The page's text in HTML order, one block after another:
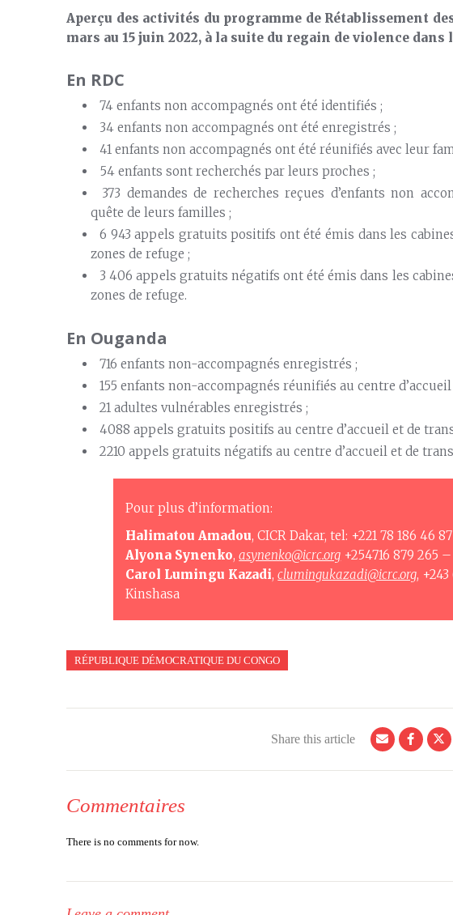
Aperçu des activités du programme de Rétablissement
mars au 15 juin 2022, à la suite du regain de violence dans
En RDC
74 enfants non accompagnés ont été identifiés ;
34 enfants non accompagnés ont été enregistrés ;
41 enfants non accompagnés ont été réunifiés avec leur
54 enfants sont recherchés par leurs proches ;
373 demandes de recherches reçues d’enfants non
quête de leurs familles ;
6 943 appels gratuits positifs ont été émis dans les
zones de refuge ;
3 406 appels gratuits négatifs ont été émis dans les
zones de refuge.
En Ouganda
716 enfants non-accompagnés enregistrés ;
155 enfants non-accompagnés réunifiés au centre
21 adultes vulnérables enregistrés ;
4088 appels gratuits positifs au centre d’accueil et de
2210 appels gratuits négatifs au centre d’accueil et de
Pour plus d’information:
Halimatou Amadou, CICR Dakar, tel: +221 78 186 46 87
Alyona Synenko,asynenko@icrc.org +254716 879 265
Carol Lumingu Kazadi,clumingukazadi@icrc.org,
Kinshasa
RÉPUBLIQUE DÉMOCRATIQUE DU CONGO
Share this article
Commentaires
There is no comments for now.